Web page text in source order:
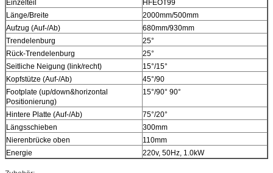
Einzelteil
HFEOT99
Länge/Breite
2000mm/500mm
Aufzug (Auf-/Ab)
680mm/930mm
Trendelenburg
25°
Rück-Trendelenburg
25°
Seitliche Neigung (link/recht)
15°/15°
Kopfstütze (Auf-/Ab)
45°/90
Footplate (up/down&horizontal
Positionierung)
15°/90° 90°
Hintere Platte (Auf-/Ab)
75°/20°
Längsschieben
300mm
Nierenbrücke oben
110mm
Energie
220v, 50Hz, 1.0kW